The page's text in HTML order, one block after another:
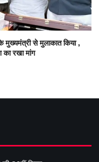
से मुलाकात किया ,
का रखा मांग